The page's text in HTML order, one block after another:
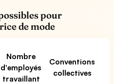
pour
de mode
Nombre
d'employés
travaillant
Conventions
collectives